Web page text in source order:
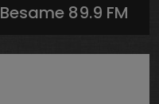
Besame 89.9 FM